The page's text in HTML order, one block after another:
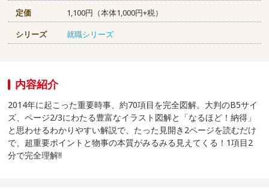
定価
1,100円（本体1,000円+税）
シリーズ
就職シリーズ
内容紹介
2014年に起こった重要時事、約70項目を完全図解。大判のB5サイ
ズ、ページ2/3にわたる豊富なイラスト図解と「なるほど！納得」
と思わせるわかりやすい解説で、たった見開き2ページを読むだけ
で、超重要ポイントと物事の本質がみるみる見えてくる！1項目2
分で完全理解!!